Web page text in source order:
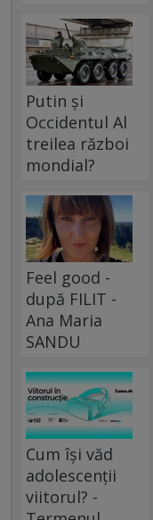
Putin și
Occidentul Al
treilea război
mondial?
Feel good -
după FILIT -
Ana Maria
SANDU
Cum își văd
adolescenții
viitorul? -